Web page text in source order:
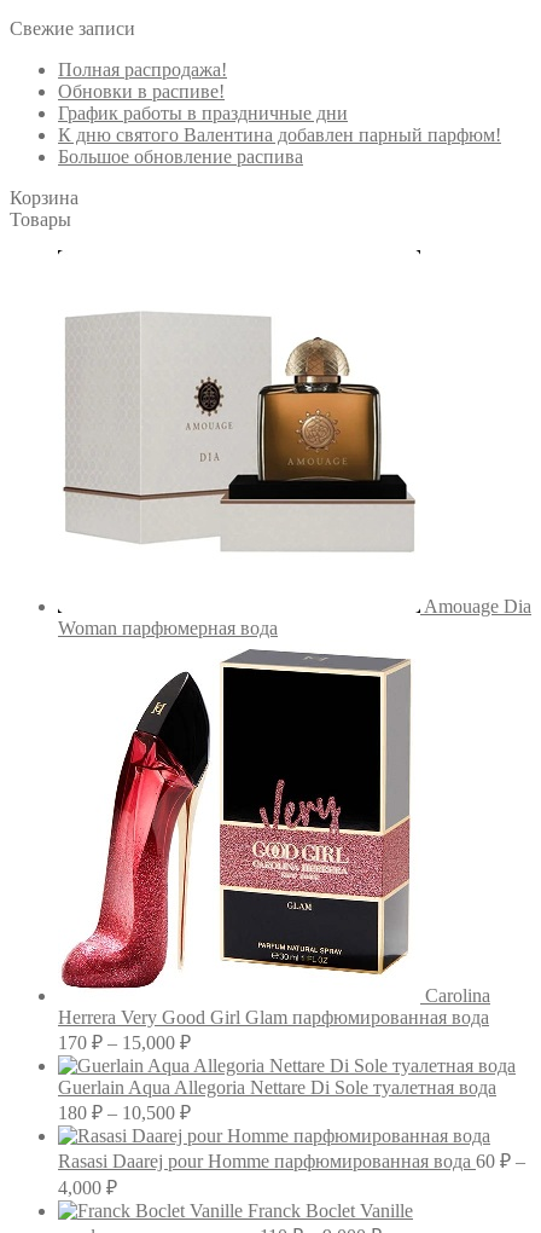
Свежие записи
Полная распродажа!
Обновки в распиве!
График работы в праздничные дни
К дню святого Валентина добавлен парный парфюм!
Большое обновление распива
Корзина
Товары
Amouage Dia
Woman парфюмерная вода
Carolina
Herrera Very Good Girl Glam парфюмированная вода
170 ₽ – 15,000 ₽Диапазон
цен:
170 ₽
–
15,000 ₽
Guerlain Aqua Allegoria Nettare Di Sole туалетная вода
180 ₽ – 10,500 ₽Диапазон
цен:
180 ₽
10,500 ₽
Rasasi Daarej pour Homme парфюмированная вода 60 ₽ –
4,000 ₽Диапазон
цен:
Franck Boclet Vanille